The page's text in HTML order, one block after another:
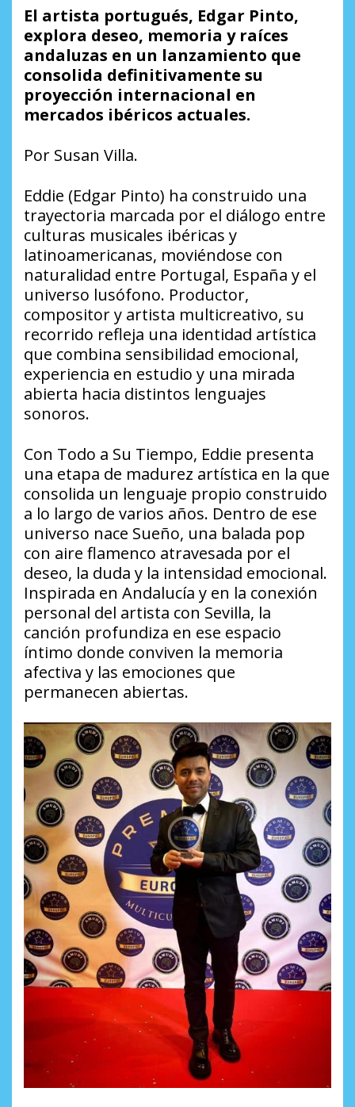
El artista portugués, Edgar Pinto,
explora deseo, memoria y raíces
andaluzas en un lanzamiento que
consolida definitivamente su
proyección internacional en
mercados ibéricos actuales.
Por Susan Villa.
Eddie (Edgar Pinto) ha construido una
trayectoria marcada por el diálogo entre
culturas musicales ibéricas y
latinoamericanas, moviéndose con
naturalidad entre Portugal, España y el
universo lusófono. Productor,
compositor y artista multicreativo, su
recorrido refleja una identidad artística
que combina sensibilidad emocional,
experiencia en estudio y una mirada
abierta hacia distintos lenguajes
sonoros.
Con Todo a Su Tiempo, Eddie presenta
una etapa de madurez artística en la que
consolida un lenguaje propio construido
a lo largo de varios años. Dentro de ese
universo nace Sueño, una balada pop
con aire flamenco atravesada por el
deseo, la duda y la intensidad emocional.
Inspirada en Andalucía y en la conexión
personal del artista con Sevilla, la
canción profundiza en ese espacio
íntimo donde conviven la memoria
afectiva y las emociones que
permanecen abiertas.